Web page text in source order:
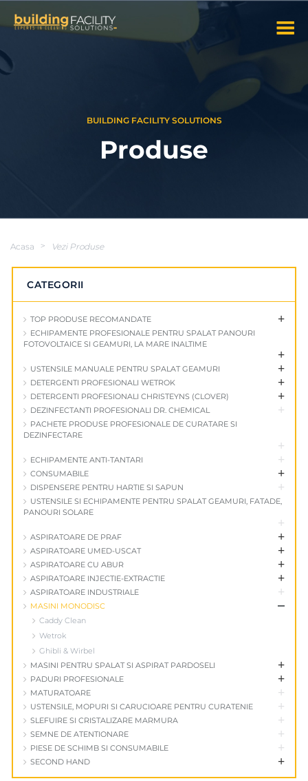
BUILDING FACILITY SOLUTIONS
Produse
Acasa > Vezi Produse
CATEGORII
TOP PRODUSE RECOMANDATE +
ECHIPAMENTE PROFESIONALE PENTRU SPALAT PANOURI
FOTOVOLTAICE SI GEAMURI, LA MARE INALTIME
+
USTENSILE MANUALE PENTRU SPALAT GEAMURI +
DETERGENTI PROFESIONALI WETROK +
DETERGENTI PROFESIONALI CHRISTEYNS (CLOVER) +
DEZINFECTANTI PROFESIONALI DR. CHEMICAL +
PACHETE PRODUSE PROFESIONALE DE CURATARE SI
DEZINFECTARE
+
ECHIPAMENTE ANTI-TANTARI +
CONSUMABILE +
DISPENSERE PENTRU HARTIE SI SAPUN +
USTENSILE SI ECHIPAMENTE PENTRU SPALAT GEAMURI, FATADE,
PANOURI SOLARE
+
ASPIRATOARE DE PRAF +
ASPIRATOARE UMED-USCAT +
ASPIRATOARE CU ABUR +
ASPIRATOARE INJECTIE-EXTRACTIE +
ASPIRATOARE INDUSTRIALE +
MASINI MONODISC +
Caddy Clean
Wetrok
Ghibli & Wirbel
MASINI PENTRU SPALAT SI ASPIRAT PARDOSELI
+
PADURI PROFESIONALE +
MATURATOARE +
USTENSILE, MOPURI SI CARUCIOARE PENTRU CURATENIE +
SLEFUIRE SI CRISTALIZARE MARMURA +
SEMNE DE ATENTIONARE +
PIESE DE SCHIMB SI CONSUMABILE +
SECOND HAND +